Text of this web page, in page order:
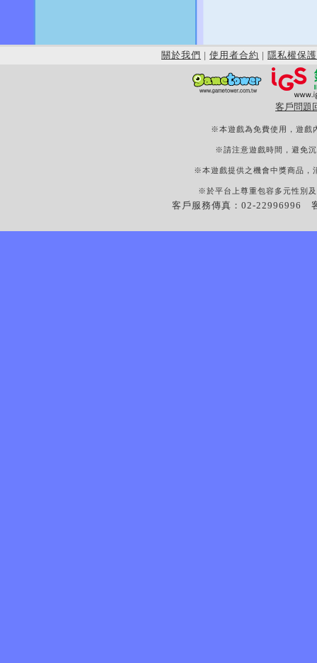
關於我們 | 使用者合約 | 隱私權保護
客戶問題
※本遊戲為免費使用，遊戲
※請注意遊戲時間，避免
※本遊戲提供之機會中獎商品，
※於平台上尊重包容多元性別
客戶服務傳真：02-22996996